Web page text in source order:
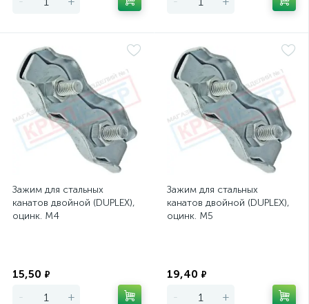
Зажим для стальных
канатов двойной (DUPLEX),
оцинк. М4
15,50 ₽
- +
Зажим для стальных
канатов двойной (DUPLEX),
оцинк. М5
19,40 ₽
- +